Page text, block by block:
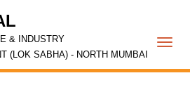
& INDUSTRY
(LOK SABHA) - NORTH MUMBAI